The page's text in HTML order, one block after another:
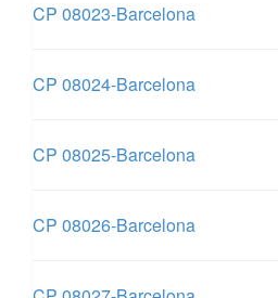
CP 08023-Barcelona
CP 08024-Barcelona
CP 08025-Barcelona
CP 08026-Barcelona